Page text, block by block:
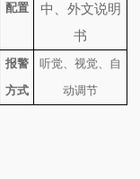
配置
中、外文说明
书
报警
方式
听觉、视觉、自
动调节